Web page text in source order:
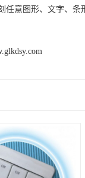
任意图形、文字、条